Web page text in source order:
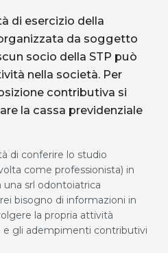
di esercizio della
da soggetto
socio della STP può
nella società. Per
contributiva si
la cassa previdenziale
di conferire lo studio
come professionista) in
una srl odontoiatrica
bisogno di informazioni in
la propria attività
e gli adempimenti contributivi